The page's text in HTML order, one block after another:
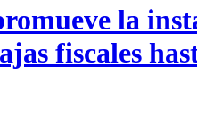
la
fiscales